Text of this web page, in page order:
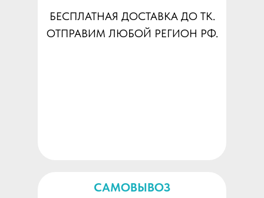
БЕСПЛАТНАЯ ДОСТАВКА ДО ТК.
ОТПРАВИМ ЛЮБОЙ РЕГИОН РФ.
САМОВЫВОЗ